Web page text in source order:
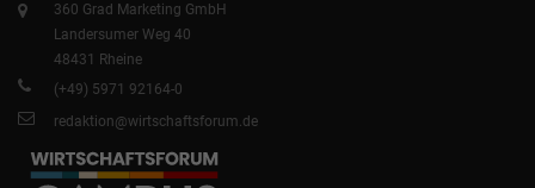
360 Grad Marketing GmbH
Landersumer Weg 40
48431 Rheine
(+49) 5971 92164-0
redaktion@wirtschaftsforum.de